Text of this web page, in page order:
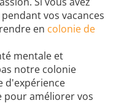
vos vacances
en colonie de
mentale et
notre colonie
d'expérience
pour améliorer vos